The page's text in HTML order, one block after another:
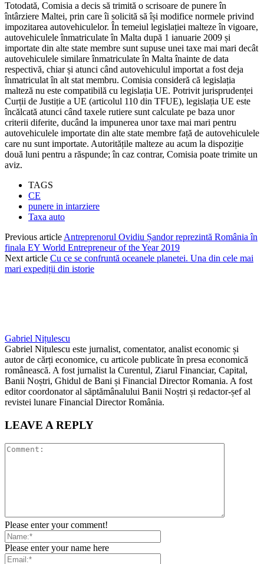
Totodată, Comisia a decis să trimită o scrisoare de punere în
întârziere Maltei, prin care îi solicită să își modifice normele privind
impozitarea autovehiculelor. În temeiul legislației malteze în vigoare,
autovehiculele înmatriculate în Malta după 1 ianuarie 2009 și
importate din alte state membre sunt supuse unei taxe mai mari decât
autovehiculele similare înmatriculate în Malta înainte de data
respectivă, chiar și atunci când autovehiculul importat a fost deja
înmatriculat în alt stat membru. Comisia consideră că legislația
malteză nu este compatibilă cu legislația UE. Potrivit jurisprudenței
Curții de Justiție a UE (articolul 110 din TFUE), legislația UE este
încălcată atunci când taxele rutiere sunt calculate pe baza unor
criterii diferite, ducând la impunerea unor taxe mai mari pentru
autovehiculele importate din alte state membre față de autovehiculele
care nu sunt importate. Autoritățile malteze au acum la dispoziție
două luni pentru a răspunde; în caz contrar, Comisia poate trimite un
aviz.
TAGS
CE
punere in intarziere
Taxa auto
Previous articleAntreprenorul Ovidiu Șandor reprezintă România în
finala EY World Entrepreneur of the Year 2019
Next article Cu ce se confruntă oceanele planetei. Una din cele mai
mari expediții din istorie
Gabriel Nițulescu
Gabriel Nițulescu este jurnalist, comentator, analist economic și
autor de cărți economice, cu articole publicate în presa economică
românească. A fost jurnalist la Curentul, Ziarul Financiar, Capital,
Banii Noștri, Ghidul de Bani și Financial Director Romania. A fost
editor coordonator al săptămânalului Banii Noștri și redactor-șef al
revistei lunare Financial Director România.
LEAVE A REPLY
Please enter your comment!
Please enter your name here